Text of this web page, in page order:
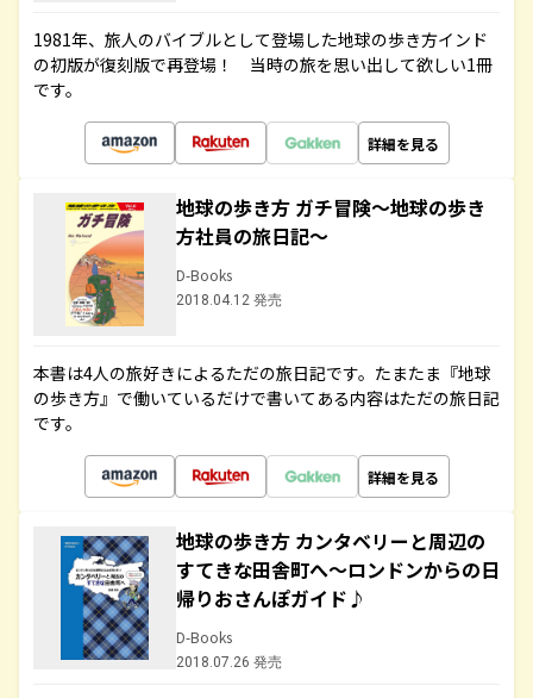
1981年、旅人のバイブルとして登場した地球の歩き方インド
の初版が復刻版で再登場！ 当時の旅を思い出して欲しい1冊
です。
詳細を見る
地球の歩き方 ガチ冒険～地球の歩き
方社員の旅日記～
D-Books
2018.04.12 発売
本書は4人の旅好きによるただの旅日記です。たまたま『地球
の歩き方』で働いているだけで書いてある内容はただの旅日記
です。
詳細を見る
地球の歩き方 カンタベリーと周辺の
すてきな田舎町へ～ロンドンからの日
帰りおさんぽガイド♪
D-Books
2018.07.26 発売